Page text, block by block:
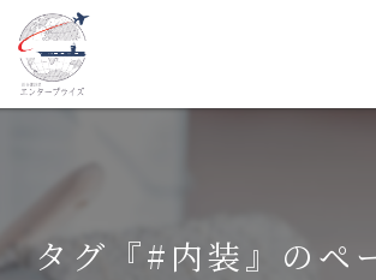
タグ『#内装』のペ